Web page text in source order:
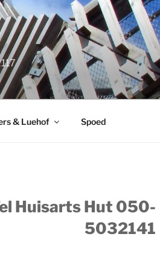
& Luehof Spoed
Huisarts Hut 050-
5032141